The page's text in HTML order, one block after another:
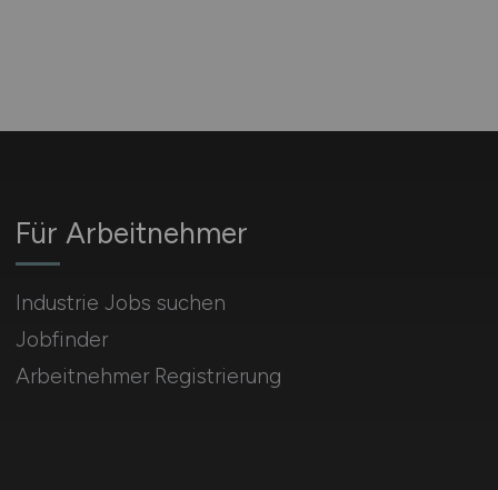
Für Arbeitnehmer
Industrie Jobs suchen
Jobfinder
Arbeitnehmer Registrierung